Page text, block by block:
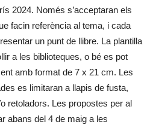
2024. Només s’acceptaran els
facin referència al tema, i cada
un punt de llibre. La plantilla
a les biblioteques, o bé es pot
amb format de 7 x 21 cm. Les
es limitaran a llapis de fusta,
retoladors. Les propostes per al
abans del 4 de maig a les